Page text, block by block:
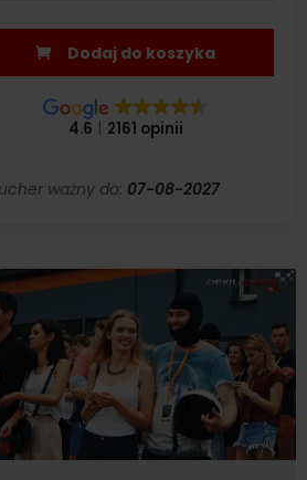
Dodaj do koszyka
4.6 2161 opinii
ważny do: 07-08-2027